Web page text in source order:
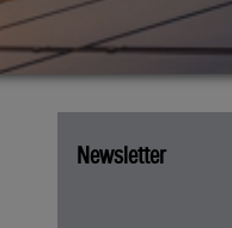
Newsletter